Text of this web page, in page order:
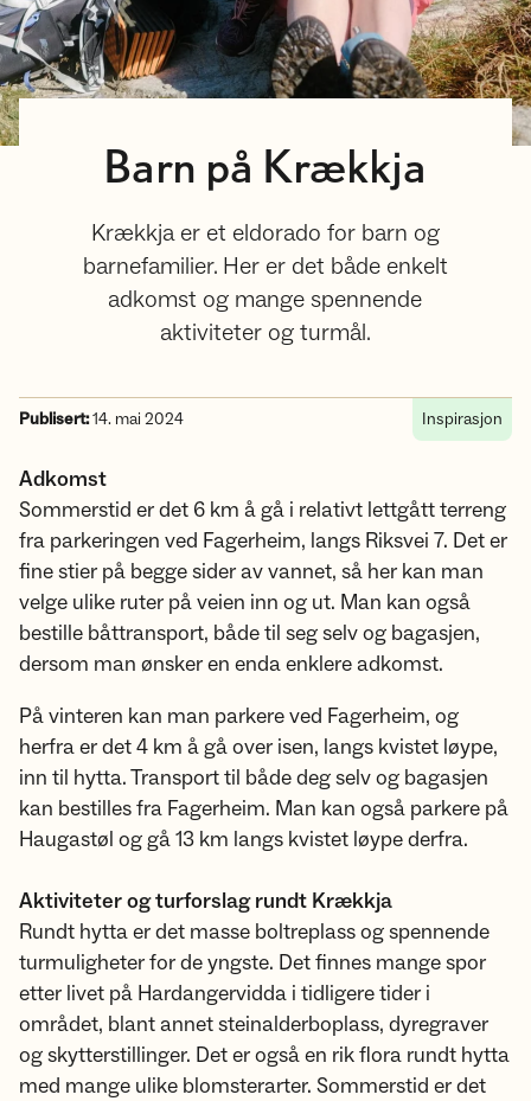
Barn på Krækkja
Krækkja er et eldorado for barn og
barnefamilier. Her er det både enkelt
adkomst og mange spennende
aktiviteter og turmål.
Publisert:14. mai 2024 Inspirasjon
Adkomst
Sommerstid er det 6 km å gå i relativt lettgått terreng
fra parkeringen ved Fagerheim, langs Riksvei 7. Det er
fine stier på begge sider av vannet, så her kan man
velge ulike ruter på veien inn og ut. Man kan også
bestille båttransport, både til seg selv og bagasjen,
dersom man ønsker en enda enklere adkomst.
På vinteren kan man parkere ved Fagerheim, og
herfra er det 4 km å gå over isen, langs kvistet løype,
inn til hytta. Transport til både deg selv og bagasjen
kan bestilles fra Fagerheim. Man kan også parkere på
Haugastøl og gå 13 km langs kvistet løype derfra.
Aktiviteter og turforslag rundt Krækkja
Rundt hytta er det masse boltreplass og spennende
turmuligheter for de yngste. Det finnes mange spor
etter livet på Hardangervidda i tidligere tider i
området, blant annet steinalderboplass, dyregraver
og skytterstillinger. Det er også en rik flora rundt hytta
med mange ulike blomsterarter. Sommerstid er det